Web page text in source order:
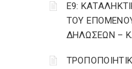
Ε9:
ΤΟΥ
ΔΗΛΩΣΕΩΝ –